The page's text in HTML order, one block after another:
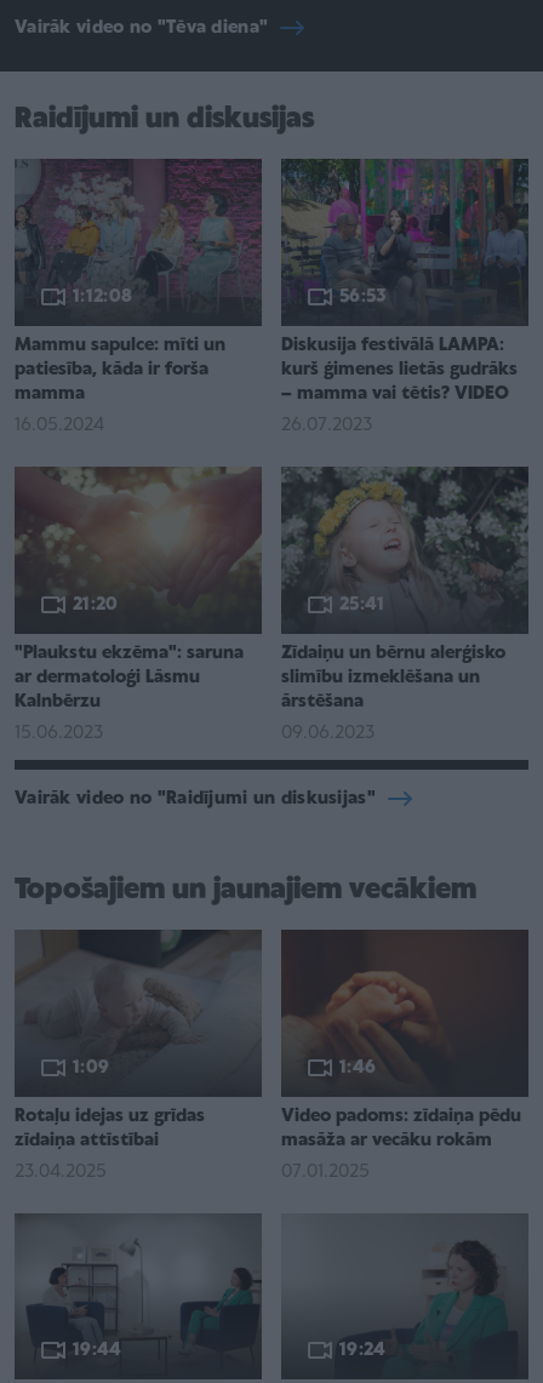
Vairāk video no "Tēva diena"
Raidījumi un diskusijas
1:12:08
Mammu sapulce: mīti un
patiesība, kāda ir forša
mamma
16.05.2024
56:53
Diskusija festivālā LAMPA:
kurš ģimenes lietās gudrāks
– mamma vai tētis? VIDEO
26.07.2023
21:20
"Plaukstu ekzēma": saruna
ar dermatoloģi Lāsmu
Kalnbērzu
15.06.2023
25:41
Zīdaiņu un bērnu alerģisko
slimību izmeklēšana un
ārstēšana
09.06.2023
Vairāk video no "Raidījumi un diskusijas"
Topošajiem un jaunajiem vecākiem
1:09
Rotaļu idejas uz grīdas
zīdaiņa attīstībai
23.04.2025
1:46
Video padoms: zīdaiņa pēdu
masāža ar vecāku rokām
07.01.2025
19:44 19:24